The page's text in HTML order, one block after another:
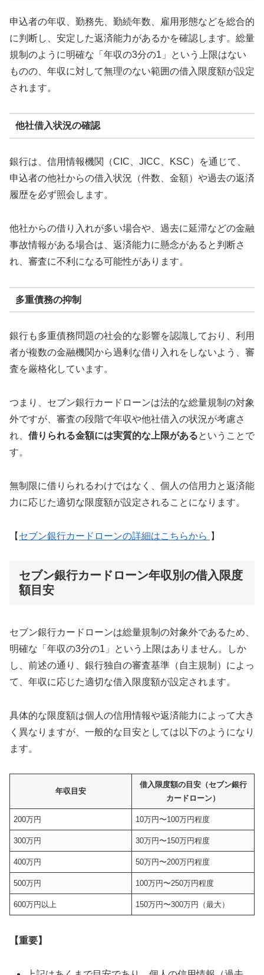
申込者の年収、勤務先、勤続年数、雇用形態などを総合的
に判断し、安定した返済能力があるかを確認します。総量
規制のように明確な「年収の3分の1」という上限はない
ものの、年収に対して無理のない範囲の借入限度額が設定
されます。
他社借入状況の確認
銀行は、信用情報機関（CIC、JICC、KSC）を通じて、
申込者の他社からの借入状況（件数、金額）や過去の返済
履歴を必ず照会します。
他社からの借り入れが多い場合や、過去に延滞などの金融
事故情報がある場合は、返済能力に懸念があると判断さ
れ、審査に不利になる可能性があります。
多重債務の抑制
銀行も多重債務問題の社会的な影響を認識しており、利用
者が複数の金融機関から過剰な借り入れをしないよう、審
査を厳格化しています。
つまり、セブン銀行カードローンは法的な総量規制の対象
外ですが、審査の段階で年収や他社借入の状況が考慮さ
れ、 借りられる金額には実質的な上限があるということで
す。
無制限に借りられるわけではなく、個人の信用力と返済能
力に応じた適切な限度額が設定されることになります。
【 セブン銀行カードローンの詳細はこちらから 】
セブン銀行カードローン年収別の借入限度
額目安
セブン銀行カードローンは総量規制の対象外であるため、
明確な「年収の3分の1」という上限はありません。しか
し、前述の通り、銀行独自の審査基準（自主規制）によっ
て、年収に応じた適切な借入限度額が設定されます。
具体的な限度額は個人の信用情報や返済能力によって大き
く異なりますが、一般的な目安としては以下のようになり
ます。
年収目安
借入限度額の目安（セブン銀行
カードローン）
200万円 10万円〜100万円程度
300万円 30万円〜150万円程度
400万円 50万円〜200万円程度
500万円 100万円〜250万円程度
600万円以上 150万円〜300万円（最大）
【重要】